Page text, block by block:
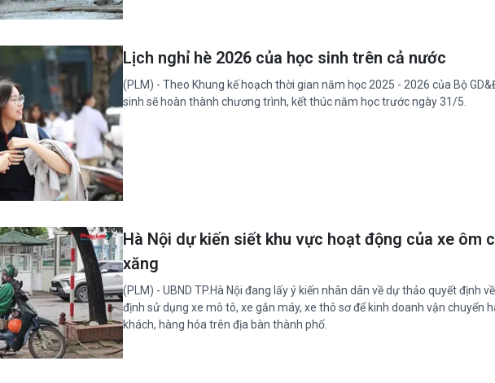
Lịch nghỉ hè 2026 của học sinh trên cả nước
(PLM) - Theo Khung kế hoạch thời gian năm học 2025 - 2026 của Bộ
sinh sẽ hoàn thành chương trình, kết thúc năm học trước ngày 31/5.
Hà Nội dự kiến siết khu vực hoạt động của xe ôm
xăng
(PLM) - UBND TP.Hà Nội đang lấy ý kiến nhân dân về dự thảo quyết định
định sử dụng xe mô tô, xe gắn máy, xe thô sơ để kinh doanh vận chuyển
khách, hàng hóa trên địa bàn thành phố.